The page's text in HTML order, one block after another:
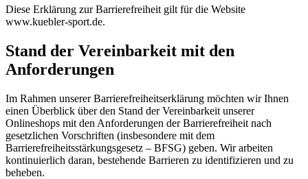
Diese Erklärung zur Barrierefreiheit gilt für die Website
www.kuebler-sport.de.
Stand der Vereinbarkeit mit den
Anforderungen
Im Rahmen unserer Barrierefreiheitserklärung möchten wir Ihnen
einen Überblick über den Stand der Vereinbarkeit unserer
Onlineshops mit den Anforderungen der Barrierefreiheit nach
gesetzlichen Vorschriften (insbesondere mit dem
Barrierefreiheitsstärkungsgesetz – BFSG) geben. Wir arbeiten
kontinuierlich daran, bestehende Barrieren zu identifizieren und zu
beheben.